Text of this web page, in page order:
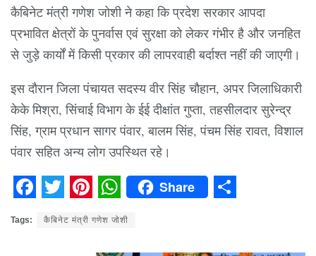
कैबिनेट मंत्री गणेश जोशी ने कहा कि प्रदेश सरकार आपदा
प्रभावित क्षेत्रों के पुनर्वास एवं सुरक्षा को लेकर गंभीर है और जनहित
से जुड़े कार्यों में किसी प्रकार की लापरवाही बर्दाश्त नहीं की जाएगी।
इस दौरान जिला पंचायत सदस्य वीर सिंह चौहान, अपर जिलाधिकारी
केके मिश्रा, सिंचाई विभाग के ईई दीक्षांत गुप्ता, तहसीलदार सुरेन्द्र
सिंह, ग्राम प्रधान सागर पंवार, बालम सिंह, पंचम सिंह रावत, विशाल
पंवार सहित अन्य लोग उपस्थित रहे।
Facebook
TwitterPinterest
WhatsApp
Share
Tags: कैबिनेट मंत्री गणेश जोशी